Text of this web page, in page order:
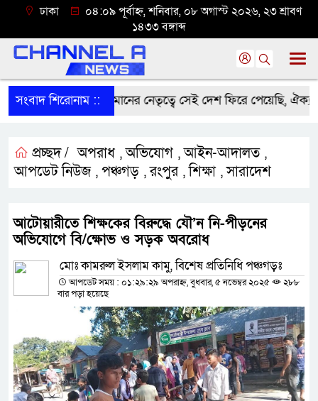
ঢাকা
০৪:০৯ পূর্বাহ্ন, শনিবার, ০৮ অগাস্ট ২০২৬, ২৩ শ্রাবণ
১৪৩৩ বঙ্গাব্দ
সংবাদ শিরোনাম ::তারেক রহমানের নেতৃত্বে সেই দেশ ফিরে পেয়েছি, ঐক্যবদ্ধ
প্রচ্ছদ / অপরাধ ,অভিযোগ ,আইন-আদালত ,
আপডেট নিউজ , পঞ্চগড় ,রংপুর ,শিক্ষা ,সারাদেশ
আটোয়ারীতে শিক্ষকের বিরুদ্ধে যৌ’ন নি-পীড়নের
অভিযোগে বি/ক্ষোভ ও সড়ক অবরোধ
মোঃ কামরুল ইসলাম কামু, বিশেষ প্রতিনিধি পঞ্চগড়ঃ
আপডেট সময় : ০১:২৯:২৯ অপরাহ্ন, বুধবার, ৫ নভেম্বর ২০২৫
২৮৮
বার পড়া হয়েছে